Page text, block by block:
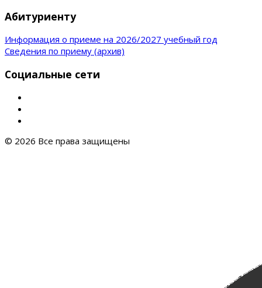
Абитуриенту
Информация о приеме на 2026/2027 учебный год
Сведения по приему (архив)
Социальные сети
© 2026 Все права защищены